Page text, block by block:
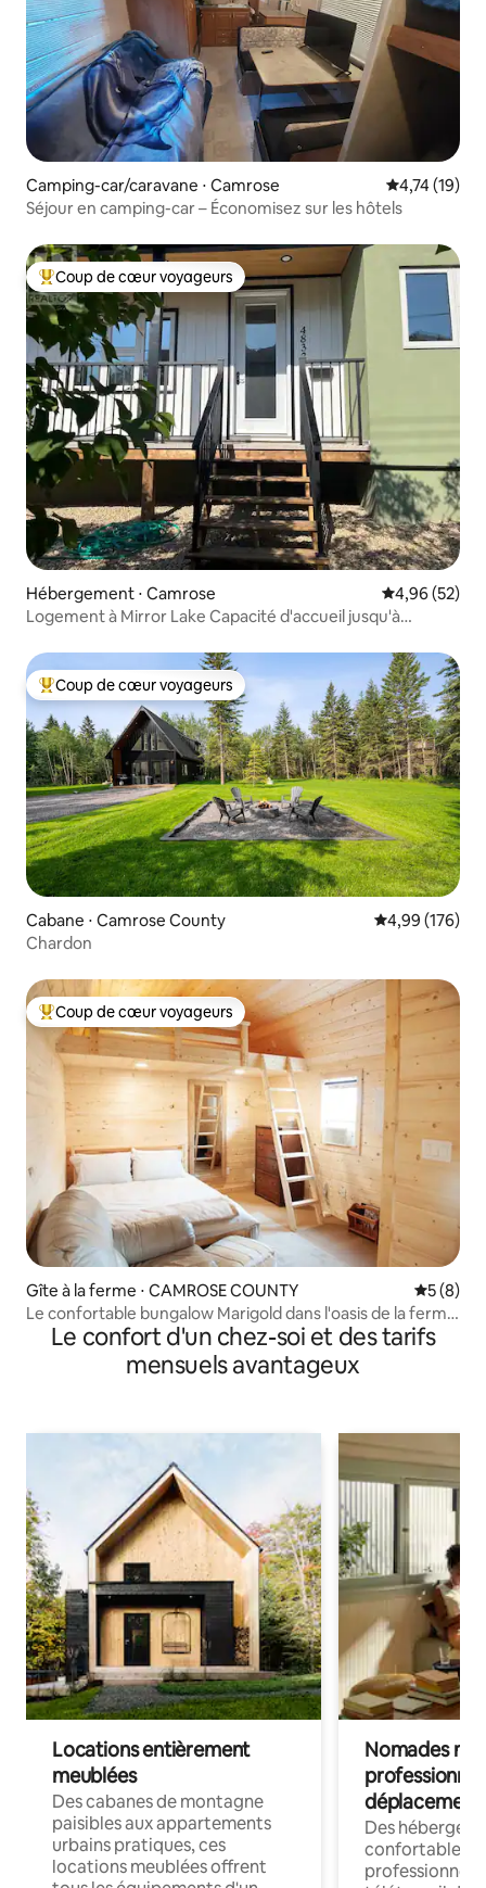
Camping-car/caravane ⋅ Camrose Évaluation
4,74 (19)
Séjour en camping-car – Économisez sur les hôtels
Coups de cœur voyageurs les plus appréciés
Coup de cœur voyageurs
Hébergement ⋅ Camrose Évaluation
4,96 (52)
Logement à Mirror Lake Capacité d'accueil jusqu'à
Coups de cœur voyageurs les plus appréciés
Coup de cœur voyageurs
Cabane ⋅ Camrose County Évaluation
4,99 (176)
Chardon
Coups de cœur voyageurs les plus appréciés
Coup de cœur voyageurs
Gîte à la ferme ⋅ CAMROSE COUNTY
5 (8)
Le confortable bungalow Marigold dans l'oasis de la ferme
de la prairie
Le confort d'un chez-soi et des tarifs
mensuels avantageux
Locations entièrement
meublées
Des cabanes de montagne
paisibles aux appartements
urbains pratiques, ces
locations meublées offrent
Nomades
déplacement
Des
confortables
professionnels